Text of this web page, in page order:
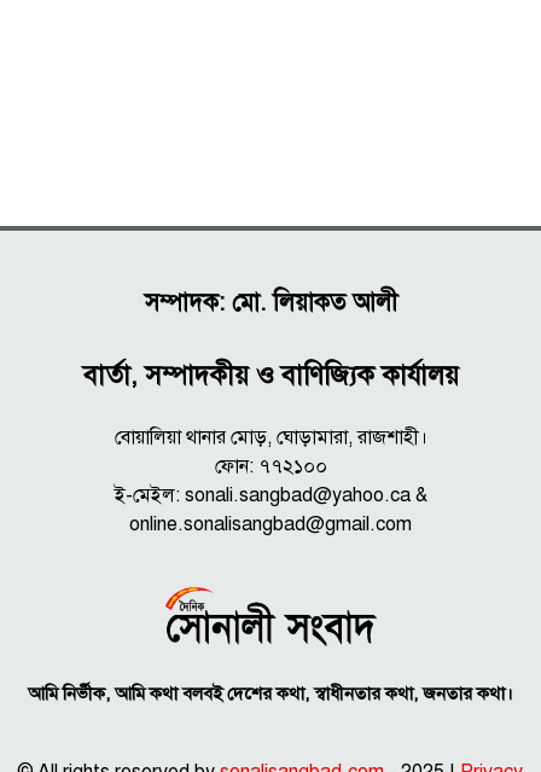
সম্পাদক: মো. লিয়াকত আলী
বার্তা, সম্পাদকীয় ও বাণিজ্যিক কার্যালয়
বোয়ালিয়া থানার মোড়, ঘোড়ামারা, রাজশাহী।
ফোন: ৭৭২১০০
ই-মেইল: sonali.sangbad@yahoo.ca &
online.sonalisangbad@gmail.com
আমি নির্ভীক, আমি কথা বলবই দেশের কথা, স্বাধীনতার কথা, জনতার কথা।